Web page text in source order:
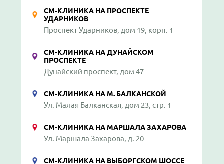
СМ-КЛИНИКА НА ПРОСПЕКТЕ
УДАРНИКОВ
Проспект Ударников, дом 19, корп. 1
СМ-КЛИНИКА НА ДУНАЙСКОМ
ПРОСПЕКТЕ
Дунайский проспект, дом 47
СМ-КЛИНИКА НА М. БАЛКАНСКОЙ
Ул. Малая Балканская, дом 23, стр. 1
СМ-КЛИНИКА НА МАРШАЛА ЗАХАРОВА
Ул. Маршала Захарова, д. 20
СМ-КЛИНИКА НА ВЫБОРГСКОМ ШОССЕ